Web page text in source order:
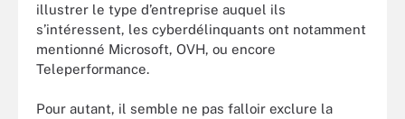
illustrer le type d’entreprise auquel ils
s’intéressent, les cyberdélinquants ont notamment
mentionné Microsoft, OVH, ou encore
Teleperformance.
Pour autant, il semble ne pas falloir exclure la